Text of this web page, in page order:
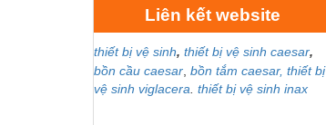
Liên kết website
thiết bị vệ sinh, thiết bị vệ sinh caesar,
bồn cầu caesar bồn tắm caesar, thiết bị
vệ sinh viglacera thiết bị vệ sinh inax